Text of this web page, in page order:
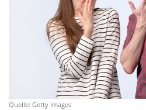
Quelle: Getty Images